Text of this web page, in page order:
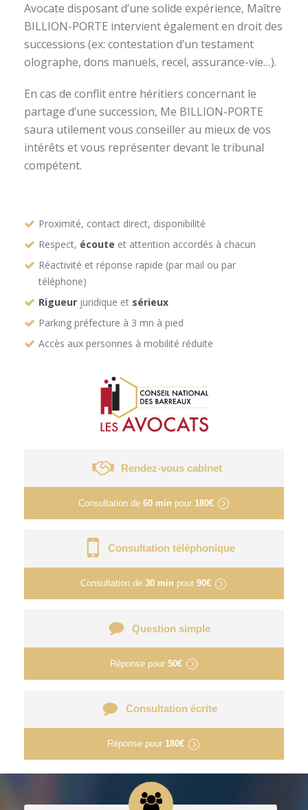
Avocate disposant d’une solide expérience, Maître
BILLION-PORTE intervient également en droit des
successions (ex: contestation d’un testament
olographe, dons manuels, recel, assurance-vie…).
En cas de conflit entre héritiers concernant le
partage d’une succession, Me BILLION-PORTE
saura utilement vous conseiller au mieux de vos
intérêts et vous représenter devant le tribunal
compétent.
Proximité, contact direct, disponibilité
Respect, écoute et attention accordés à chacun
Réactivité et réponse rapide (par mail ou par
téléphone)
Rigueur juridique et sérieux
Parking préfecture à 3 mn à pied
Accès aux personnes à mobilité réduite
Rendez-vous cabinet
Consultation de 60 min pour 180€
Consultation téléphonique
Consultation de 30 min pour 90€
Question simple
Réponse pour 50€
Consultation écrite
Réponse pour 180€